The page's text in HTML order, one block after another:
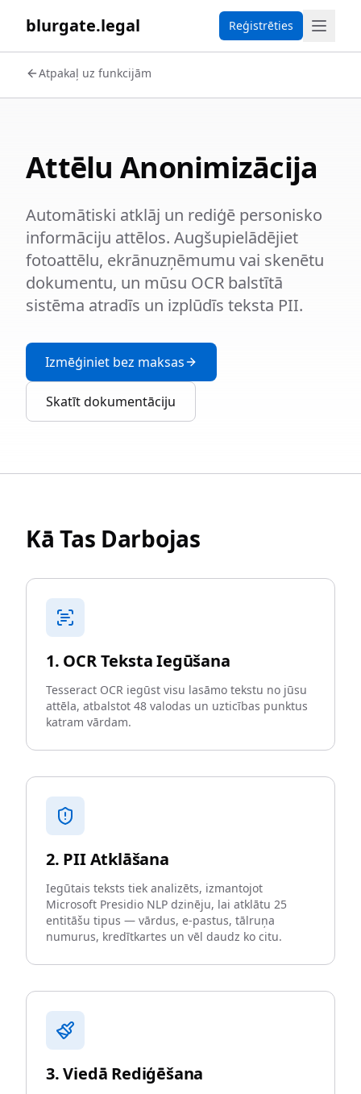
blurgate.legal Reģistrēties
Atpakaļ uz funkcijām
Attēlu Anonimizācija
Automātiski atklāj un rediģē personisko
informāciju attēlos. Augšupielādējiet
fotoattēlu, ekrānuzņēmumu vai skenētu
dokumentu, un mūsu OCR balstītā
sistēma atradīs un izplūdīs teksta PII.
Izmēģiniet bez maksas
Skatīt dokumentāciju
Kā Tas Darbojas
1. OCR Teksta Iegūšana
Tesseract OCR iegūst visu lasāmo tekstu no jūsu
attēla, atbalstot 48 valodas un uzticības punktus
katram vārdam.
2. PII Atklāšana
Iegūtais teksts tiek analizēts, izmantojot
Microsoft Presidio NLP dzinēju, lai atklātu 25
entitāšu tipus — vārdus, e-pastus, tālruņa
numurus, kredītkartes un vēl daudz ko citu.
3. Viedā Rediģēšana